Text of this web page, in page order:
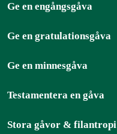
Ge en engångsgåva
Ge en gratulationsgåva
Ge en minnesgåva
Testamentera en gåva
Stora gåvor & filantropi